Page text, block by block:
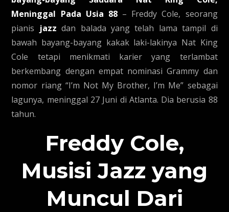
Meninggal Pada Usia 88– Freddy Cole, seorang
pianis jazz dan balada yang telah lama tampil di
bawah bayang-bayang kakak laki-lakinya Nat King
Cole tetapi menikmati karier yang terlambat
berkembang dengan empat nominasi Grammy dan
nomor riang “I’m Not My Brother, I’m Me” sebagai
lagunya, meninggal 27 Juni di Atlanta. Dia berusia 88
tahun.
Freddy Cole,
Musisi Jazz yang
Muncul Dari